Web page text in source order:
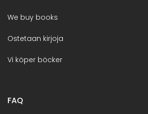
We buy books
Ostetaan kirjoja
Vi köper böcker
FAQ